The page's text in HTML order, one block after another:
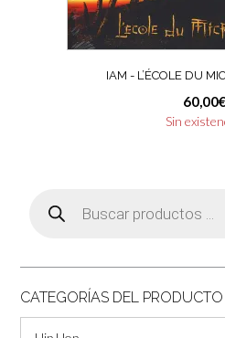
IAM ‎- L’ÉCOLE DU
60,00€
Sin
productos
CATEGORÍAS DEL PRODUCTO